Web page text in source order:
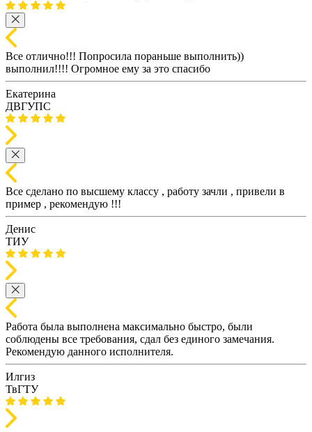
Все отлично!!! Попросила пораньше выполнить))
выполнил!!!! Огромное ему за это спасибо
Екатерина
ДВГУПС
Все сделано по высшему классу , работу зачли , привели в
пример , рекомендую !!!
Денис
ТИУ
Работа была выполнена максимально быстро, были
соблюдены все требования, сдал без единого замечания.
Рекомендую данного исполнителя.
Илгиз
ТвГТУ